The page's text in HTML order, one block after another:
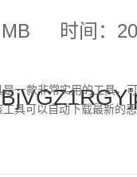
时间：
一款非常实用的工具，
具可以自动下载最新的